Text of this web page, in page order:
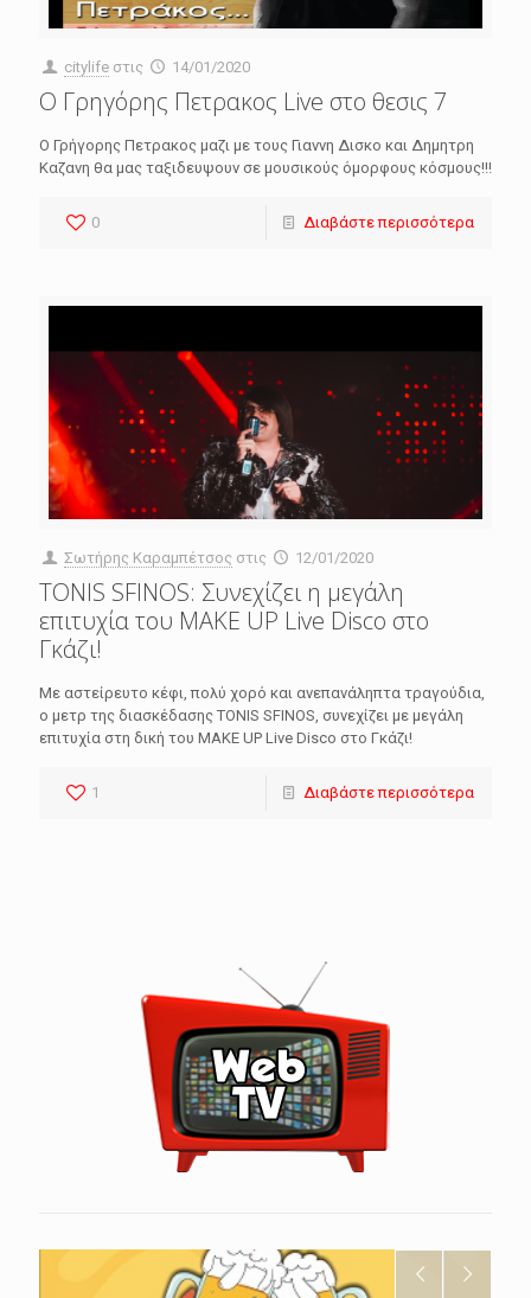
citylife στις 14/01/2020
Ο Γρηγόρης Πετρακος Live στο θεσις 7
Ο Γρήγορης Πετρακος μαζι με τους Γιαννη Δισκο και Δημητρη
Καζανη θα μας ταξιδευψουν σε μουσικούς όμορφους κόσμους!!!
0 Διαβάστε περισσότερα
Σωτήρης Καραμπέτσος στις 12/01/2020
TONIS SFINOS: Συνεχίζει η μεγάλη
επιτυχία του MAKE UP Live Disco στο
Γκάζι!
Με αστείρευτο κέφι, πολύ χορό και ανεπανάληπτα τραγούδια,
ο μετρ της διασκέδασης TONIS SFINOS, συνεχίζει με μεγάλη
επιτυχία στη δική του MAKE UP Live Disco στο Γκάζι!
1 Διαβάστε περισσότερα